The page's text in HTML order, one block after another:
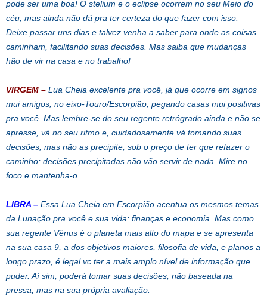
pode ser uma boa! O stelium e o eclipse ocorrem no seu Meio do
céu, mas ainda não dá pra ter certeza do que fazer com isso.
Deixe passar uns dias e talvez venha a saber para onde as coisas
caminham, facilitando suas decisões. Mas saiba que mudanças
hão de vir na casa e no trabalho!
VIRGEM – Lua Cheia excelente pra você, já que ocorre em signos
mui amigos, no eixo-Touro/Escorpião, pegando casas mui positivas
pra você. Mas lembre-se do seu regente retrógrado ainda e não se
apresse, vá no seu ritmo e, cuidadosamente vá tomando suas
decisões; mas não as precipite, sob o preço de ter que refazer o
caminho; decisões precipitadas não vão servir de nada. Mire no
foco e mantenha-o.
LIBRA – Essa Lua Cheia em Escorpião acentua os mesmos temas
da Lunação pra você e sua vida: finanças e economia. Mas como
sua regente Vênus é o planeta mais alto do mapa e se apresenta
na sua casa 9, a dos objetivos maiores, filosofia de vida, e planos a
longo prazo, é legal vc ter a mais amplo nível de informação que
puder. Aí sim, poderá tomar suas decisões, não baseada na
pressa, mas na sua própria avaliação.